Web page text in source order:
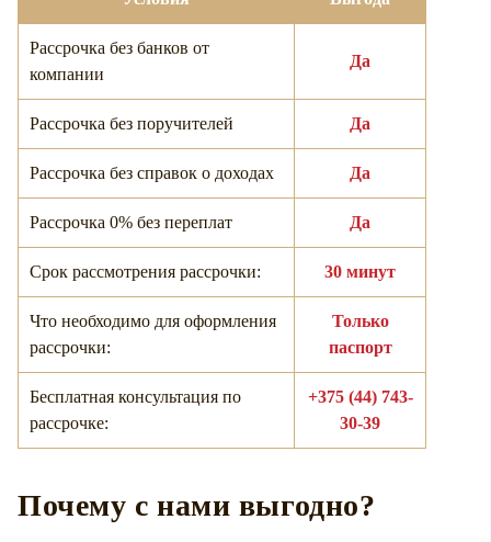
Рассрочка без банков от
компании
Да
Рассрочка без поручителей Да
Рассрочка без справок о доходах Да
Рассрочка 0% без переплат Да
Срок рассмотрения рассрочки: 30 минут
Что необходимо для оформления
рассрочки:
Только
паспорт
Бесплатная консультация по
рассрочке:
+375 (44) 743-
30-39
Почему с нами выгодно?